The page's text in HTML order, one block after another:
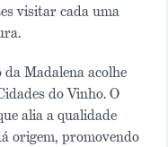
visitar cada uma
Madalena acolhe
do Vinho. O
alia a qualidade
origem, promovendo